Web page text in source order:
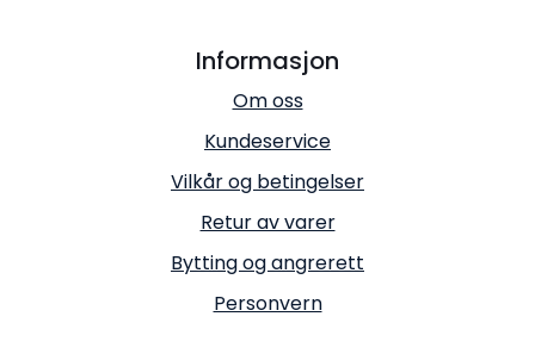
Informasjon
Om oss
Kundeservice
Vilkår og betingelser
Retur av varer
Bytting og angrerett
Personvern